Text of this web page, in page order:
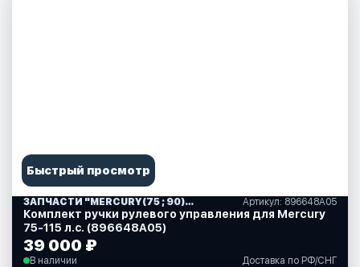
Быстрый просмотр
ЗАПЧАСТИ "MERCURY(75 ; 90)" США (10) Артикул: 896648A05
Комплект ручки рулевого управления для Mercury
75-115 л.с. (896648A05)
39 000 ₽
В наличии Доставка по РФ/СНГ